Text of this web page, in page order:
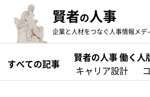
賢者の人事
企業と人材をつなぐ人事情報メデ
すべての記事
賢者の人事 働く人
キャリア設計